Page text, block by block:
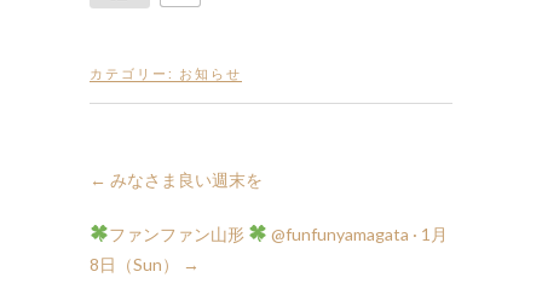
カテゴリー: お知らせ
← みなさま良い週末を
ファンファン山形
8日（Sun）
→